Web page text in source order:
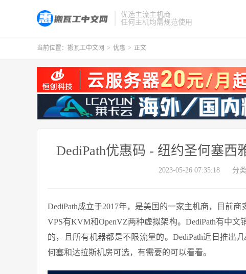
优选主流主机商
任何主机均需规范使用
当前位置： 搬瓦工中文网 > 优惠 > 正文
DediPath优惠码 - 纽约圣何塞
2023-05-26 07:35:18 分类
DediPath成立于2017年，是美国的一家主机商，目前商
VPS有KVM和OpenVZ两种虚拟架构。DediPath有中
的，且所有机器都是不限流量的。DediPath近日推出
何塞和达拉斯机房可选，有需要的可以看看。